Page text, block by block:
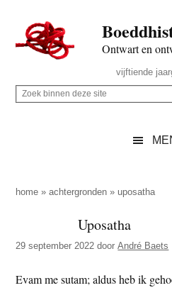
naar
de
inhoud
secondary
naar
de
sidebar
naar
de
Ontwart en
Rechts
vijftiende
Z
p
z
e
Z
i
e
d
home »achtergronden »uposatha
Uposatha
29 september 2022 doorAndré Baets
Evam me sutam; aldus heb ik